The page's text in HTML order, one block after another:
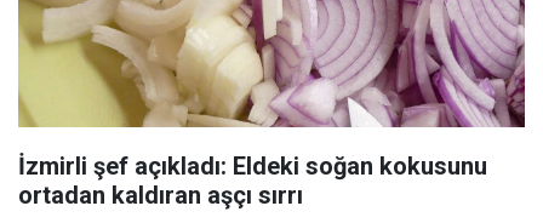
İzmirli şef açıkladı: Eldeki soğan kokusunu
ortadan kaldıran aşçı sırrı